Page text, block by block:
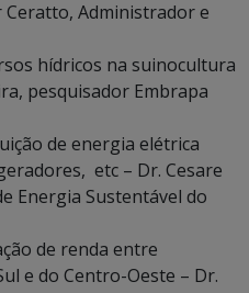
Ceratto, Administrador e
hídricos na suinocultura
pesquisador Embrapa
de energia elétrica
etc – Dr. Cesare
Energia Sustentável do
de renda entre
e do Centro-Oeste – Dr.